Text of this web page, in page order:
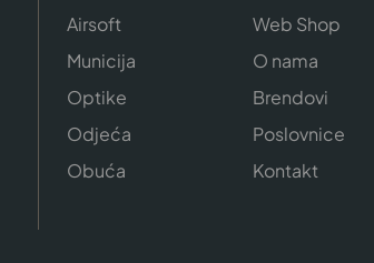
Airsoft
Municija
Optike
Odjeća
Obuća
Web Shop
O nama
Brendovi
Poslovnice
Kontakt